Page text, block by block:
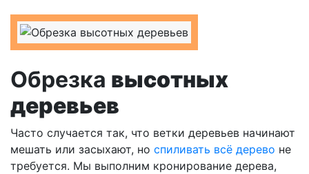
Обрезка высотных
деревьев
Часто случается так, что ветки деревьев начинают
мешать или засыхают, но спиливать всё дерево не
требуется. Мы выполним кронирование дерева,